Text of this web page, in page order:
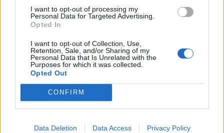
I want to opt-out of processing my
Personal Data for Targeted Advertising.
Opted In
I want to opt-out of Collection, Use,
Retention, Sale, and/or Sharing of my
Personal Data that Is Unrelated with the
Purposes for which it was collected.
Opted Out
CONFIRM
Data Deletion Data Access Privacy Policy
Summer Mode ON! Η LG μετατρέπει κάθε
στιγμή σε απόλυτη gaming εμπειρία!